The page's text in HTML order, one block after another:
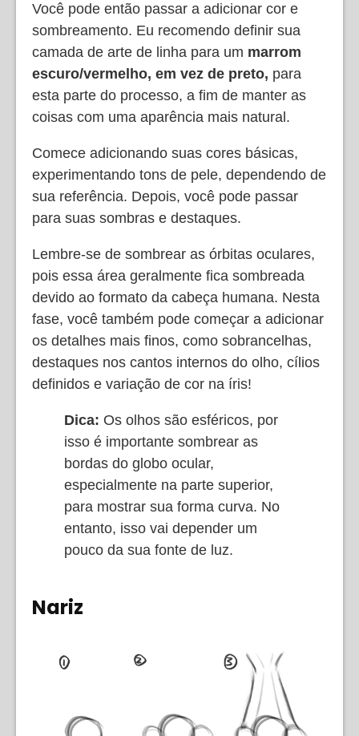
Você pode então passar a adicionar cor e
sombreamento. Eu recomendo definir sua
camada de arte de linha para um marrom
escuro/vermelho, em vez de preto, para
esta parte do processo, a fim de manter as
coisas com uma aparência mais natural.
Comece adicionando suas cores básicas,
experimentando tons de pele, dependendo de
sua referência. Depois, você pode passar
para suas sombras e destaques.
Lembre-se de sombrear as órbitas oculares,
pois essa área geralmente fica sombreada
devido ao formato da cabeça humana. Nesta
fase, você também pode começar a adicionar
os detalhes mais finos, como sobrancelhas,
destaques nos cantos internos do olho, cílios
definidos e variação de cor na íris!
Dica: Os olhos são esféricos, por
isso é importante sombrear as
bordas do globo ocular,
especialmente na parte superior,
para mostrar sua forma curva. No
entanto, isso vai depender um
pouco da sua fonte de luz.
Nariz